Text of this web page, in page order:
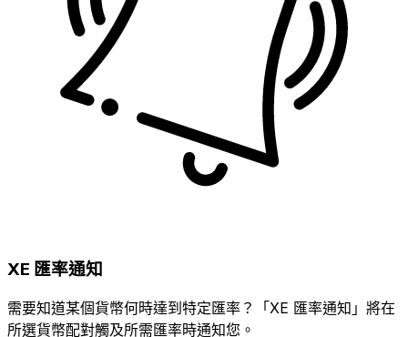
XE 匯率通知
需要知道某個貨幣何時達到特定匯率？「XE 匯率通知」將在
所選貨幣配對觸及所需匯率時通知您。